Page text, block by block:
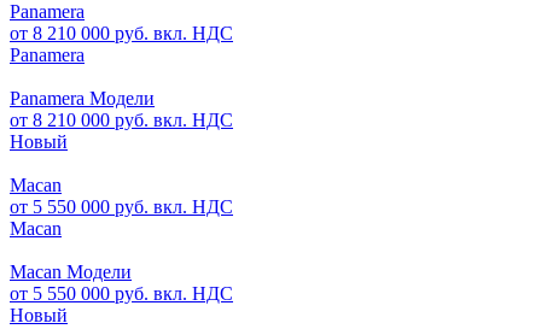
Panamera
от 8 210 000 руб. вкл. НДС
Panamera
Panamera Модели
от 8 210 000 руб. вкл. НДС
Новый
Macan
от 5 550 000 руб. вкл. НДС
Macan
Macan Модели
от 5 550 000 руб. вкл. НДС
Новый